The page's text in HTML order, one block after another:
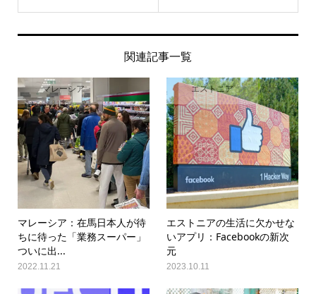
関連記事一覧
マレーシア
マレーシア：在馬日本人が待
ちに待った「業務スーパー」
ついに出...
2022.11.21
エストニア
エストニアの生活に欠かせな
いアプリ：Facebookの新次
元
2023.10.11